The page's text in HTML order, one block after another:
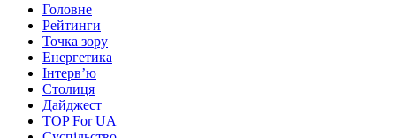
Головне
Рейтинги
Точка зору
Енергетика
Інтерв’ю
Столиця
Дайджест
TOP For UA